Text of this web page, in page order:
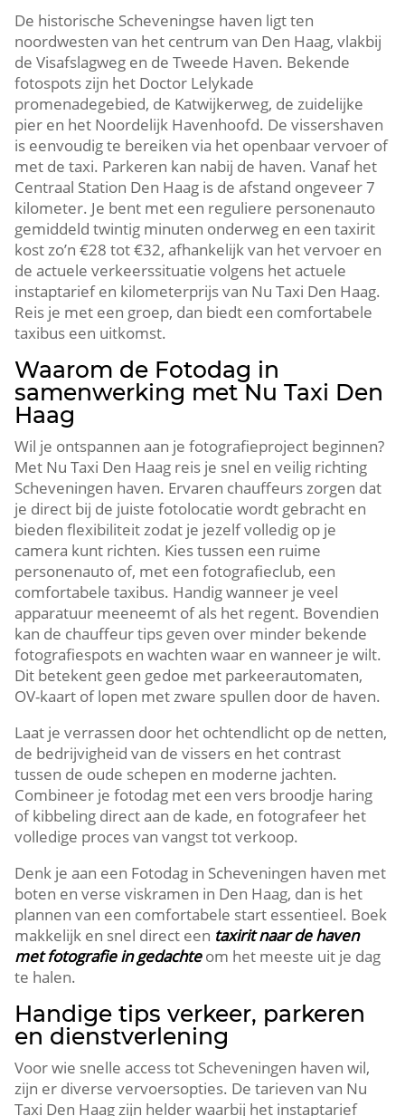
De historische Scheveningse haven ligt ten
noordwesten van het centrum van Den Haag, vlakbij
de Visafslagweg en de Tweede Haven.​ Bekende
fotospots zijn het Doctor Lelykade
promenadegebied, de Katwijkerweg, de zuidelijke
pier en het Noordelijk Havenhoofd.​ De vissershaven
is eenvoudig te bereiken via het openbaar vervoer of
met de taxi.​ Parkeren kan nabij de haven.​ Vanaf het
Centraal Station Den Haag is de afstand ongeveer 7
kilometer.​ Je bent met een reguliere personenauto
gemiddeld twintig minuten onderweg en een taxirit
kost zo’n €28 tot €32, afhankelijk van het vervoer en
de actuele verkeerssituatie volgens het actuele
instaptarief en kilometerprijs van Nu Taxi Den Haag.​
Reis je met een groep, dan biedt een comfortabele
taxibus een uitkomst.​
Waarom de Fotodag in
samenwerking met Nu Taxi Den
Haag
Wil je ontspannen aan je fotografieproject beginnen?
Met Nu Taxi Den Haag reis je snel en veilig richting
Scheveningen haven.​ Ervaren chauffeurs zorgen dat
je direct bij de juiste fotolocatie wordt gebracht en
bieden flexibiliteit zodat je jezelf volledig op je
camera kunt richten.​ Kies tussen een ruime
personenauto of, met een fotografieclub, een
comfortabele taxibus.​ Handig wanneer je veel
apparatuur meeneemt of als het regent.​ Bovendien
kan de chauffeur tips geven over minder bekende
fotografiespots en wachten waar en wanneer je wilt.​
Dit betekent geen gedoe met parkeerautomaten,
OV-kaart of lopen met zware spullen door de haven.​
Laat je verrassen door het ochtendlicht op de netten,
de bedrijvigheid van de vissers en het contrast
tussen de oude schepen en moderne jachten.​
Combineer je fotodag met een vers broodje haring
of kibbeling direct aan de kade, en fotografeer het
volledige proces van vangst tot verkoop.​
Denk je aan een Fotodag in Scheveningen haven met
boten en verse viskramen in Den Haag, dan is het
plannen van een comfortabele start essentieel.​ Boek
makkelijk en snel direct een taxirit naar de haven
met fotografie in gedachteom het meeste uit je dag
te halen.​
Handige tips verkeer, parkeren
en dienstverlening
Voor wie snelle access tot Scheveningen haven wil,
zijn er diverse vervoersopties.​ De tarieven van Nu
Taxi Den Haag zijn helder waarbij het instaptarief